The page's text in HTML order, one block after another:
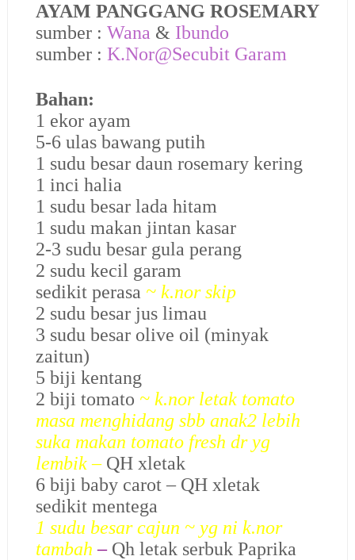
AYAM PANGGANG ROSEMARY
sumber : Wana& Ibundo
sumber : K.Nor@Secubit Garam
Bahan:
1 ekor ayam
5-6 ulas bawang putih
1 sudu besar daun rosemary kering
1 inci halia
1 sudu besar lada hitam
1 sudu makan jintan kasar
2-3 sudu besar gula perang
2 sudu kecil garam
sedikit perasa ~ k.nor skip
2 sudu besar jus limau
3 sudu besar olive oil (minyak
zaitun)
5 biji kentang
2 biji tomato ~ k.nor letak tomato
masa menghidang sbb anak2 lebih
suka makan tomato fresh dr yg
lembik – QH xletak
6 biji baby carot – QH xletak
sedikit mentega
1 sudu besar cajun ~ yg ni k.nor
tambah – Qh letak serbuk Paprika